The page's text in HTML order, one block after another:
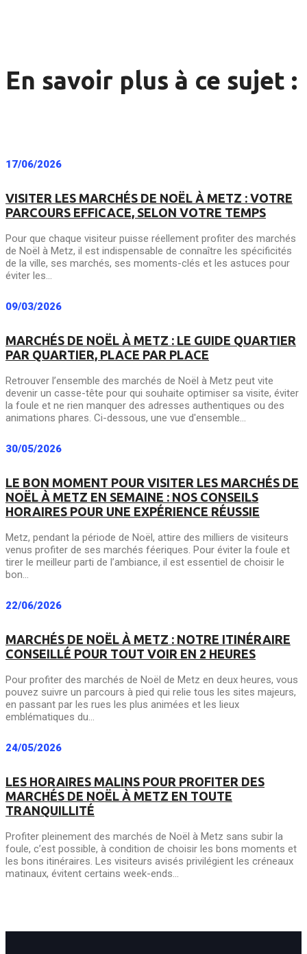
En savoir plus à ce sujet :
17/06/2026
VISITER LES MARCHÉS DE NOËL À METZ : VOTRE
PARCOURS EFFICACE, SELON VOTRE TEMPS
Pour que chaque visiteur puisse réellement profiter des marchés
de Noël à Metz, il est indispensable de connaître les spécificités
de la ville, ses marchés, ses moments-clés et les astuces pour
éviter les...
09/03/2026
MARCHÉS DE NOËL À METZ : LE GUIDE QUARTIER
PAR QUARTIER, PLACE PAR PLACE
Retrouver l’ensemble des marchés de Noël à Metz peut vite
devenir un casse-tête pour qui souhaite optimiser sa visite, éviter
la foule et ne rien manquer des adresses authentiques ou des
animations phares. Ci-dessous, une vue d'ensemble...
30/05/2026
LE BON MOMENT POUR VISITER LES MARCHÉS DE
NOËL À METZ EN SEMAINE : NOS CONSEILS
HORAIRES POUR UNE EXPÉRIENCE RÉUSSIE
Metz, pendant la période de Noël, attire des milliers de visiteurs
venus profiter de ses marchés féeriques. Pour éviter la foule et
tirer le meilleur parti de l’ambiance, il est essentiel de choisir le
bon...
22/06/2026
MARCHÉS DE NOËL À METZ : NOTRE ITINÉRAIRE
CONSEILLÉ POUR TOUT VOIR EN 2 HEURES
Pour profiter des marchés de Noël de Metz en deux heures, vous
pouvez suivre un parcours à pied qui relie tous les sites majeurs,
en passant par les rues les plus animées et les lieux
emblématiques du...
24/05/2026
LES HORAIRES MALINS POUR PROFITER DES
MARCHÉS DE NOËL À METZ EN TOUTE
TRANQUILLITÉ
Profiter pleinement des marchés de Noël à Metz sans subir la
foule, c’est possible, à condition de choisir les bons moments et
les bons itinéraires. Les visiteurs avisés privilégient les créneaux
matinaux, évitent certains week-ends...